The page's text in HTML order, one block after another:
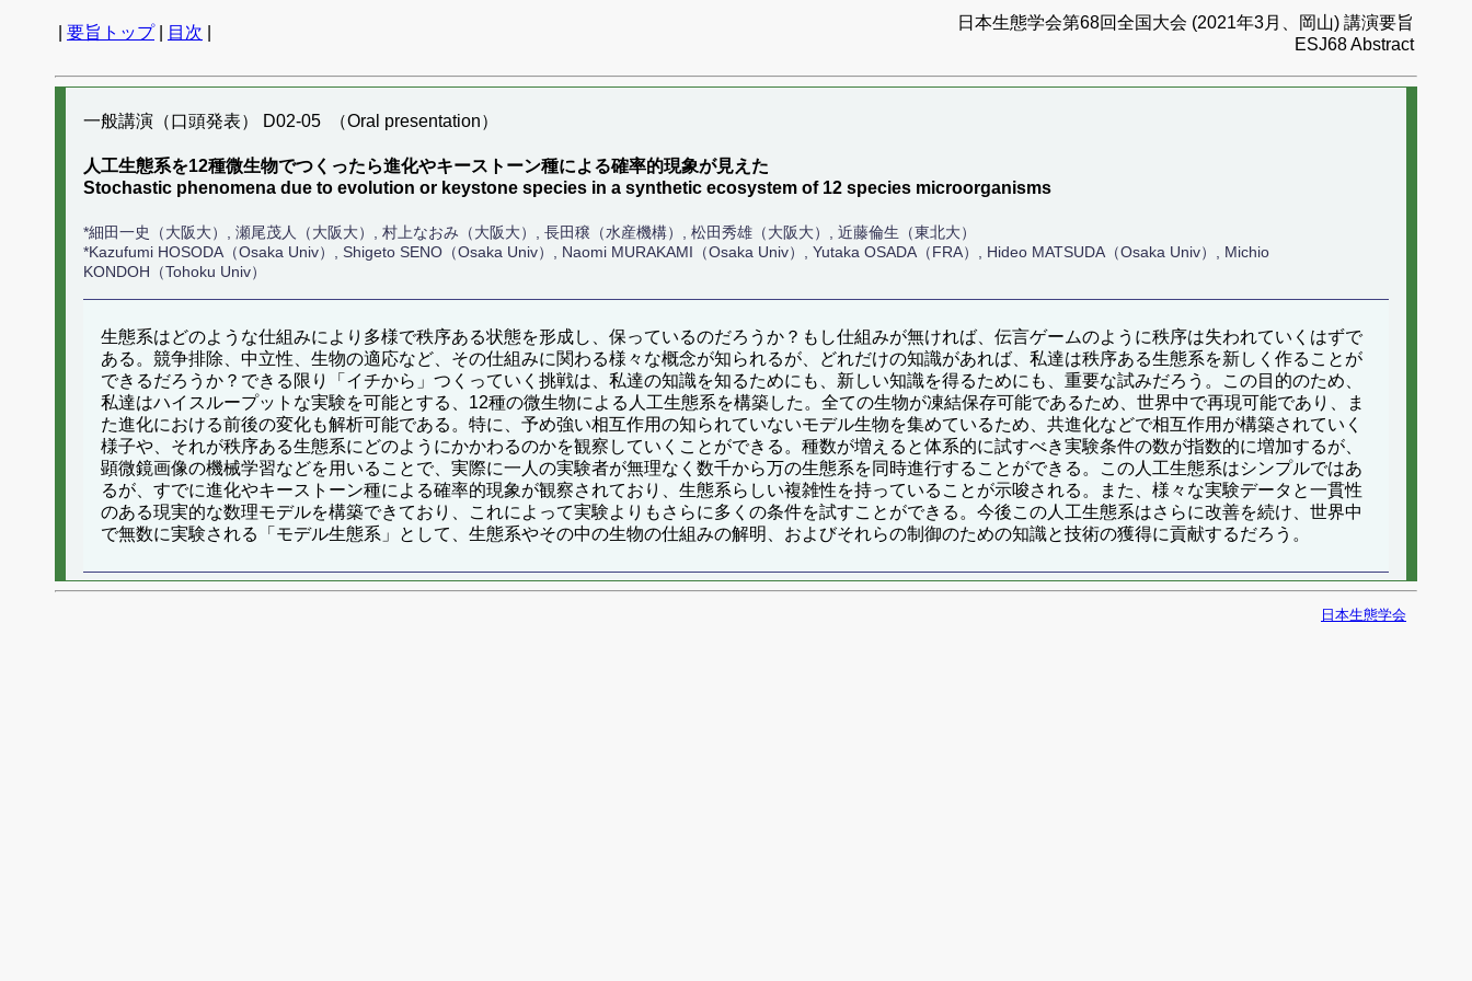
要旨トップ| 目次
日本生態学会第68回全国大会 (2021年3月、岡山) 講演要旨
ESJ68 Abstract
一般講演（口頭発表） D02-05 （Oral presentation）
人工生態系を12種微生物でつくったら進化やキーストーン種による確率的現象が見えた
Stochastic phenomena due to evolution or keystone species in a synthetic ecosystem of 12 species microorganisms
*細田一史（大阪大）, 瀬尾茂人（大阪大）, 村上なおみ（大阪大）, 長田穣（水産機構）, 松田秀雄（大阪大）, 近藤倫生（東北大）
*Kazufumi HOSODA（Osaka Univ）, Shigeto SENO（Osaka Univ）, Naomi MURAKAMI（Osaka Univ）, Yutaka OSADA（FRA）, Hideo MATSUDA（Osaka Univ）, Michio
KONDOH（Tohoku Univ）
生態系はどのような仕組みにより多様で秩序ある状態を形成し、保っているのだろうか？もし仕組みが無ければ、伝言ゲームのように秩序は失われていくはずで
ある。競争排除、中立性、生物の適応など、その仕組みに関わる様々な概念が知られるが、どれだけの知識があれば、私達は秩序ある生態系を新しく作ることが
できるだろうか？できる限り「イチから」つくっていく挑戦は、私達の知識を知るためにも、新しい知識を得るためにも、重要な試みだろう。この目的のため、
私達はハイスループットな実験を可能とする、12種の微生物による人工生態系を構築した。全ての生物が凍結保存可能であるため、世界中で再現可能であり、ま
た進化における前後の変化も解析可能である。特に、予め強い相互作用の知られていないモデル生物を集めているため、共進化などで相互作用が構築されていく
様子や、それが秩序ある生態系にどのようにかかわるのかを観察していくことができる。種数が増えると体系的に試すべき実験条件の数が指数的に増加するが、
顕微鏡画像の機械学習などを用いることで、実際に一人の実験者が無理なく数千から万の生態系を同時進行することができる。この人工生態系はシンプルではあ
るが、すでに進化やキーストーン種による確率的現象が観察されており、生態系らしい複雑性を持っていることが示唆される。また、様々な実験データと一貫性
のある現実的な数理モデルを構築できており、これによって実験よりもさらに多くの条件を試すことができる。今後この人工生態系はさらに改善を続け、世界中
で無数に実験される「モデル生態系」として、生態系やその中の生物の仕組みの解明、およびそれらの制御のための知識と技術の獲得に貢献するだろう。
日本生態学会